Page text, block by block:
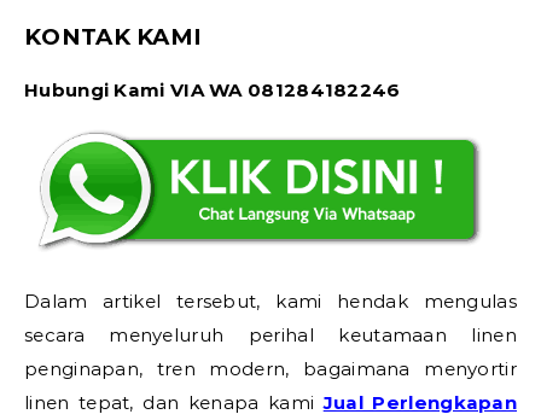
KONTAK KAMI
Hubungi Kami VIA WA 081284182246
Dalam artikel tersebut, kami hendak mengulas
secara menyeluruh perihal keutamaan linen
penginapan, tren modern, bagaimana menyortir
linen tepat, dan kenapa kamiJual Perlengkapan